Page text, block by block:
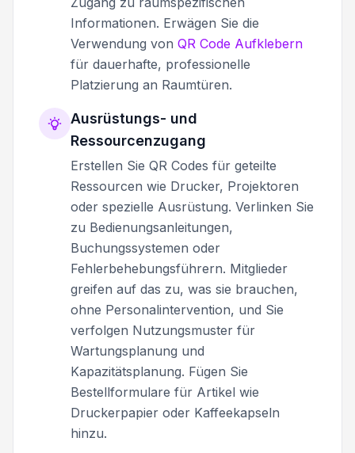
Informationen. Erwägen Sie die
Verwendung von QR Code Aufklebern
für dauerhafte, professionelle
Platzierung an Raumtüren.
Ausrüstungs- und
Ressourcenzugang
Erstellen Sie QR Codes für geteilte
Ressourcen wie Drucker, Projektoren
oder spezielle Ausrüstung. Verlinken Sie
zu Bedienungsanleitungen,
Buchungssystemen oder
Fehlerbehebungsführern. Mitglieder
greifen auf das zu, was sie brauchen,
ohne Personalintervention, und Sie
verfolgen Nutzungsmuster für
Wartungsplanung und
Kapazitätsplanung. Fügen Sie
Bestellformulare für Artikel wie
Druckerpapier oder Kaffeekapseln
hinzu.